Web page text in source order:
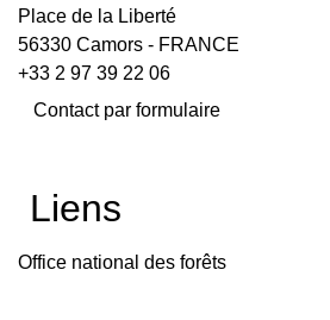
Place de la Liberté
56330 Camors - FRANCE
+33 2 97 39 22 06
Contact par formulaire
Liens
Office national des forêts